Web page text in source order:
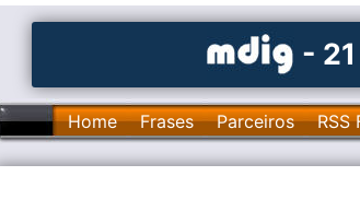
-
Home Frases Parceiros RSS